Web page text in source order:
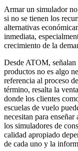
Armar un simulador
si no se tienen los
alternativas
inmediata,
crecimiento de la
Desde ATOM, señalan
productos no es algo
referencia al proceso
término, resalta la
donde los clientes
escuelas de vuelo
necesitan para
los simuladores de
calidad apropiado
de cada uno y la